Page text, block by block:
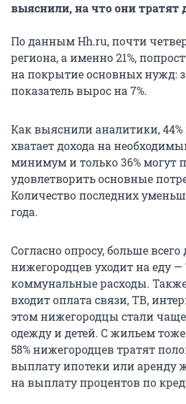
выяснили, на что они тратят
По данным Hh.ru, почти
региона, а именно 21%,
на покрытие основных нужд:
показатель вырос на 7%.
Как выяснили аналитики,
хватает дохода на
минимум и только 36% могут
удовлетворить основные
Количество последних
года.
Согласно опросу, больше всего
нижегородцев уходит на еду —
коммунальные расходы.
входит оплата связи, ТВ,
этом нижегородцы стали
одежду и детей. С жильем тоже
58% нижегородцев тратят
выплату ипотеки или аренду
на выплату процентов по